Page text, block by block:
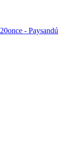
20once - Paysandú